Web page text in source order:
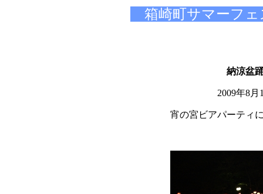
箱崎町サマーフ
納涼盆
2009年8
宵の宮ビアパーティ